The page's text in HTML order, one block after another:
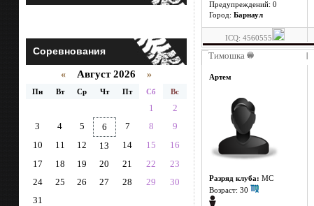
Соревнования
« Август 2026 »
Пн Вт Ср Чт Пт Сб Вс
1
2
3
4 5 6 7 8
9
10
11 12 13 14 15
16
17
18 19 20 21 22
23
24
25 26 27 28 29
30
31
Предупреждений: 0
Город: Барнаул
ICQ: 4560555
Тимошка
Артем
Разряд клуба: МС
Возраст: 30